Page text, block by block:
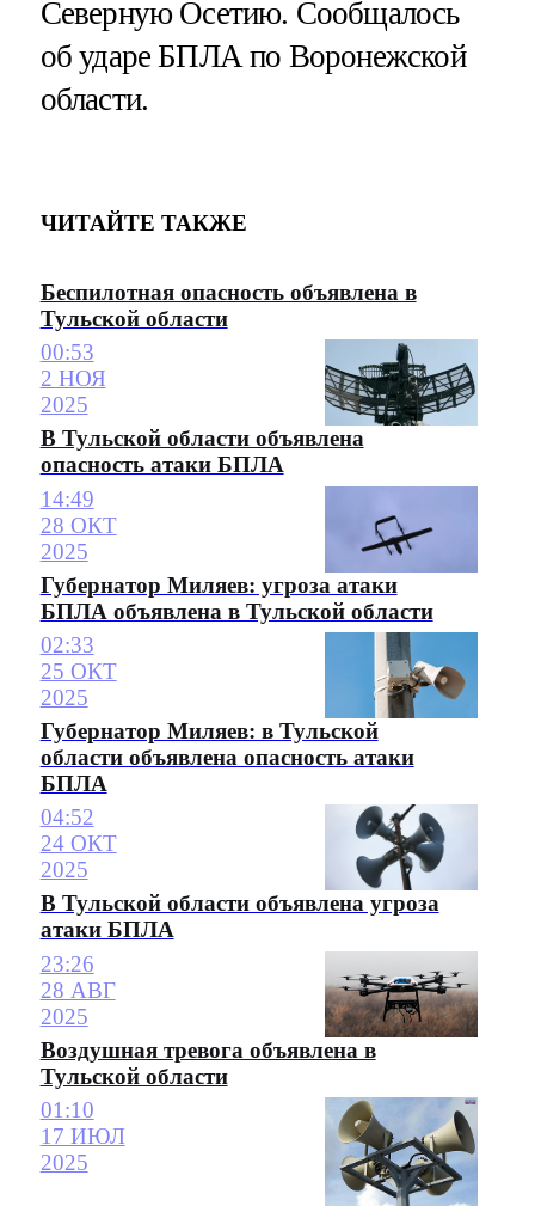
Северную Осетию. Сообщалось
об ударе БПЛА по Воронежской
области.
ЧИТАЙТЕ ТАКЖЕ
Беспилотная опасность объявлена в
Тульской области
00:53
2 НОЯ
2025
В Тульской области объявлена
опасность атаки БПЛА
14:49
28 ОКТ
2025
Губернатор Миляев: угроза атаки
БПЛА объявлена в Тульской области
02:33
25 ОКТ
2025
Губернатор Миляев: в Тульской
области объявлена опасность атаки
БПЛА
04:52
24 ОКТ
2025
В Тульской области объявлена угроза
атаки БПЛА
23:26
28 АВГ
2025
Воздушная тревога объявлена в
Тульской области
01:10
17 ИЮЛ
2025